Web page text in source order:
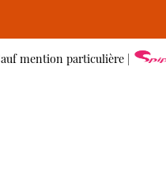
mention particulière |